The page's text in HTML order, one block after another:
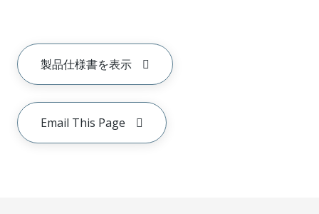
製品仕様書を表示
Email This Page